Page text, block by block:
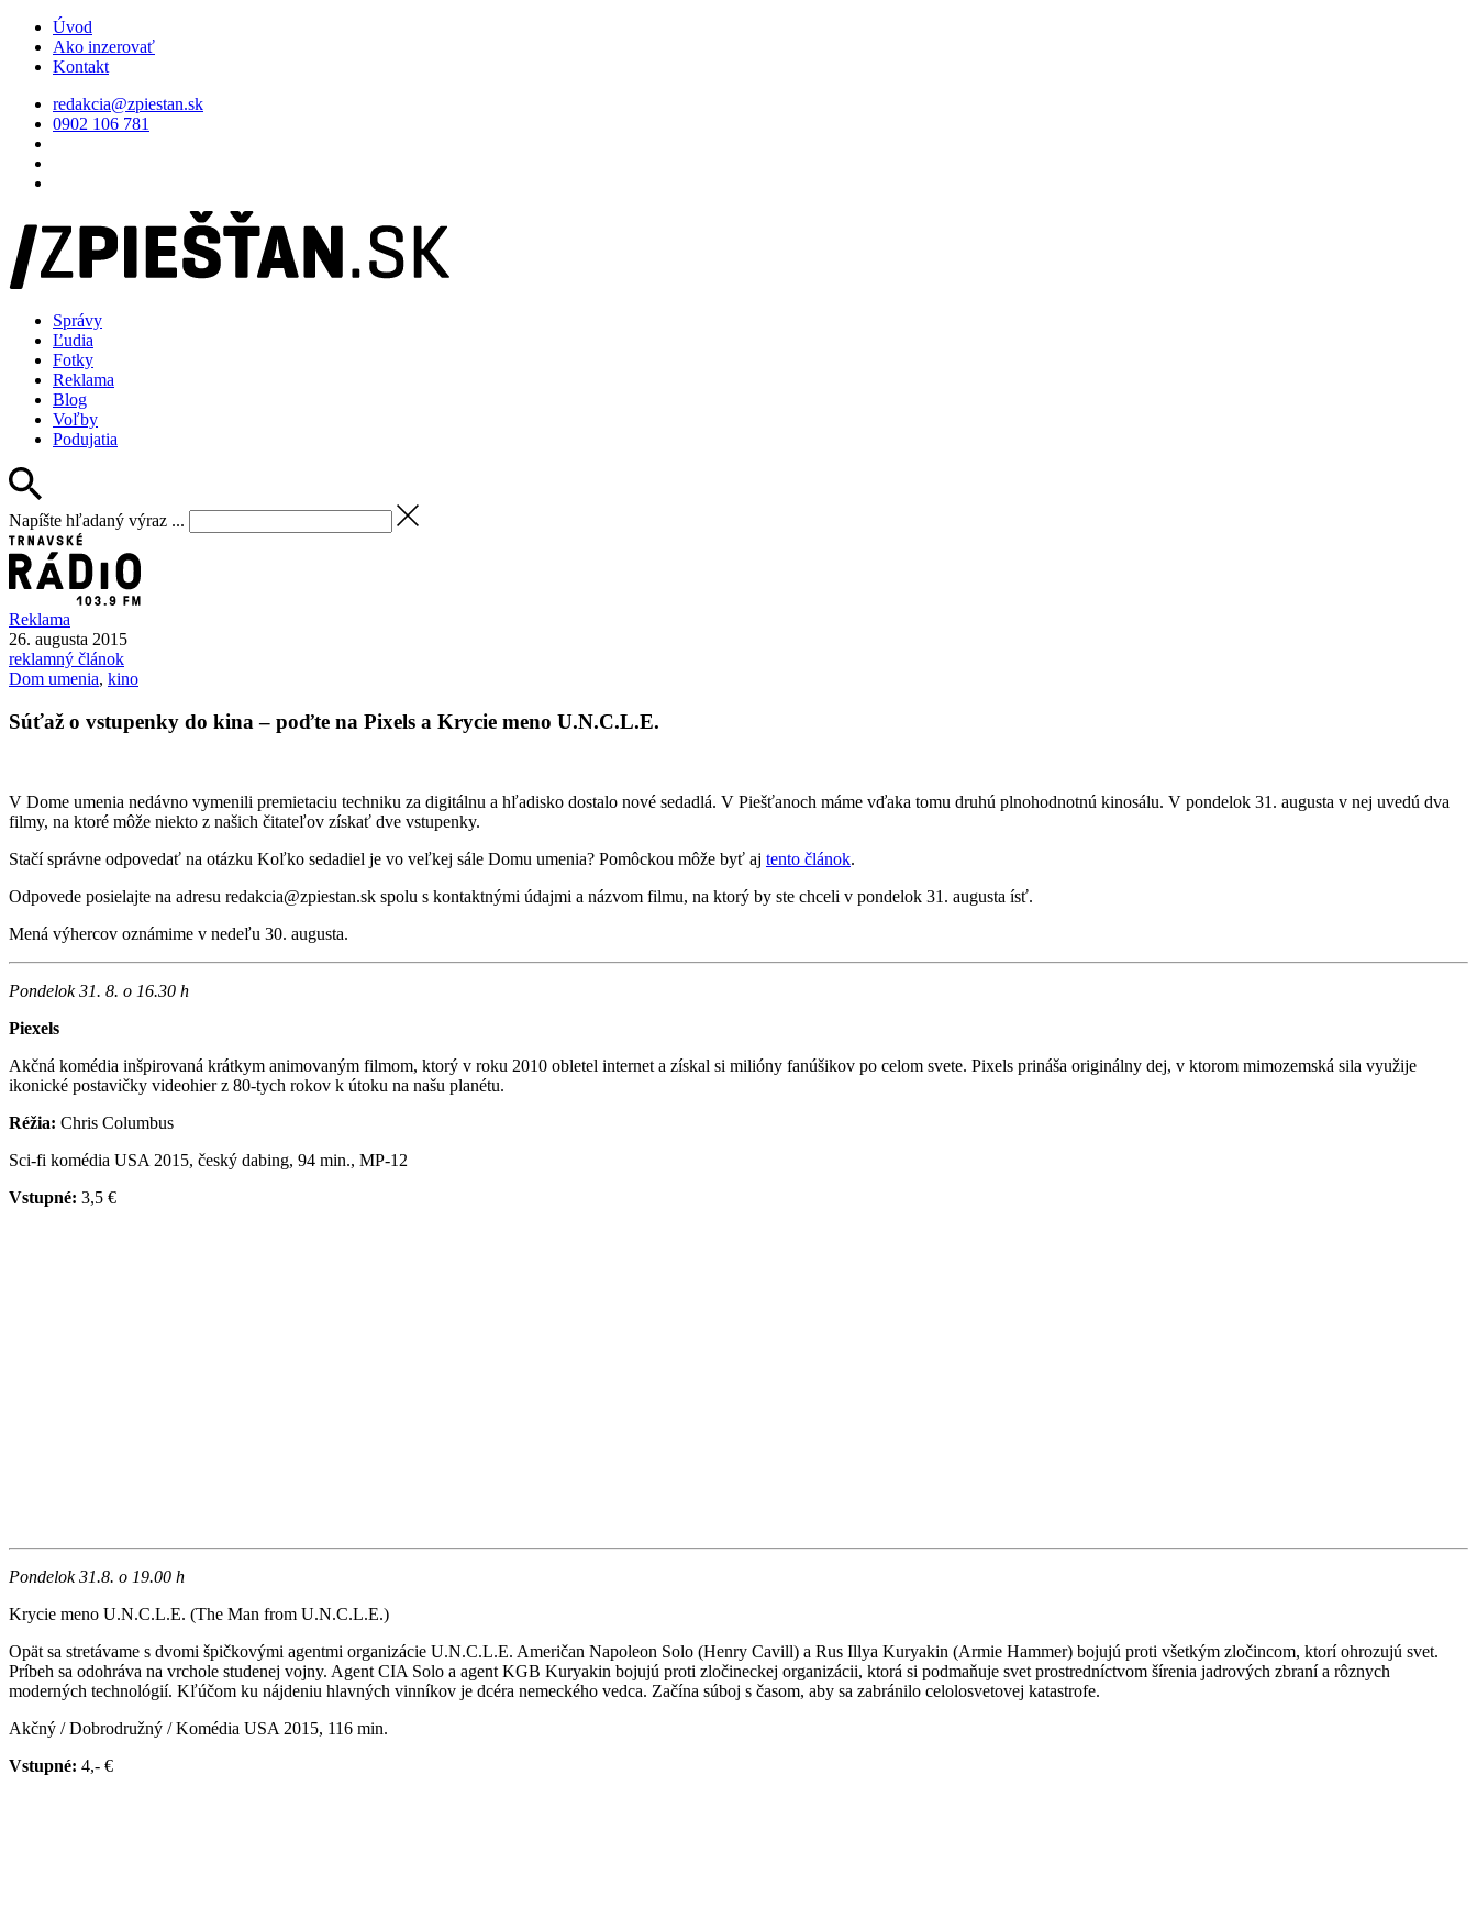
Úvod
Ako inzerovať
Kontakt
redakcia@zpiestan.sk
0902 106 781
Správy
Ľudia
Fotky
Reklama
Blog
Voľby
Podujatia
Napíšte hľadaný výraz ...
Reklama
26. augusta 2015
reklamný článok
Dom umenia, kino
Súťaž o vstupenky do kina – poďte na Pixels a Krycie meno U.N.C.L.E.
V Dome umenia nedávno vymenili premietaciu techniku za digitálnu a hľadisko dostalo nové sedadlá. V Piešťanoch máme vďaka tomu druhú plnohodnotnú kinosálu. V pondelok 31. augusta v nej uvedú dva
filmy, na ktoré môže niekto z našich čitateľov získať dve vstupenky.
Stačí správne odpovedať na otázku Koľko sedadiel je vo veľkej sále Domu umenia? Pomôckou môže byť aj tento článok.
Odpovede posielajte na adresu redakcia@zpiestan.sk spolu s kontaktnými údajmi a názvom filmu, na ktorý by ste chceli v pondelok 31. augusta ísť.
Mená výhercov oznámime v nedeľu 30. augusta.
Pondelok 31. 8. o 16.30 h
Piexels
Akčná komédia inšpirovaná krátkym animovaným filmom, ktorý v roku 2010 obletel internet a získal si milióny fanúšikov po celom svete. Pixels prináša originálny dej, v ktorom mimozemská sila využije
ikonické postavičky videohier z 80-tych rokov k útoku na našu planétu.
Réžia: Chris Columbus
Sci-fi komédia USA 2015, český dabing, 94 min., MP-12
Vstupné: 3,5 €
Pondelok 31.8. o 19.00 h
Krycie meno U.N.C.L.E. (The Man from U.N.C.L.E.)
Opät sa stretávame s dvomi špičkovými agentmi organizácie U.N.C.L.E. Američan Napoleon Solo (Henry Cavill) a Rus Illya Kuryakin (Armie Hammer) bojujú proti všetkým zločincom, ktorí ohrozujú svet.
Príbeh sa odohráva na vrchole studenej vojny. Agent CIA Solo a agent KGB Kuryakin bojujú proti zločineckej organizácii, ktorá si podmaňuje svet prostredníctvom šírenia jadrových zbraní a rôznych
moderných technológií. Kľúčom ku nájdeniu hlavných vinníkov je dcéra nemeckého vedca. Začína súboj s časom, aby sa zabránilo celolosvetovej katastrofe.
Akčný / Dobrodružný / Komédia USA 2015, 116 min.
Vstupné: 4,- €